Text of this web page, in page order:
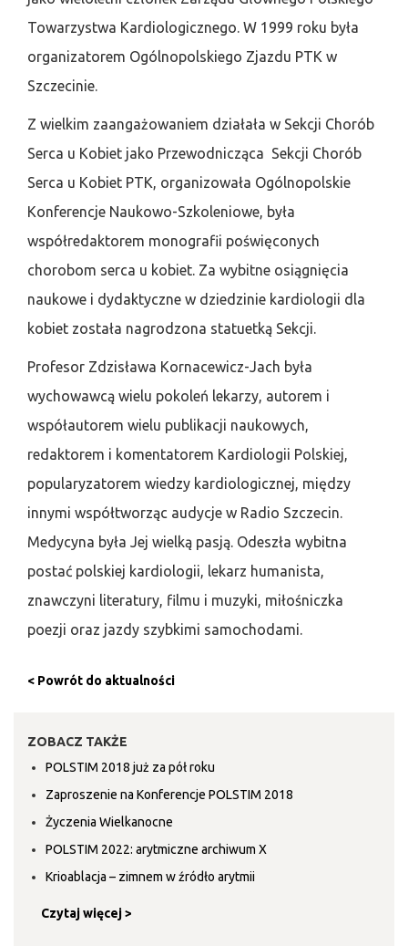
Towarzystwa Kardiologicznego. W 1999 roku była
organizatorem Ogólnopolskiego Zjazdu PTK w
Szczecinie.
Z wielkim zaangażowaniem działała w Sekcji Chorób
Serca u Kobiet jako Przewodnicząca Sekcji Chorób
Serca u Kobiet PTK, organizowała Ogólnopolskie
Konferencje Naukowo-Szkoleniowe, była
współredaktorem monografii poświęconych
chorobom serca u kobiet. Za wybitne osiągnięcia
naukowe i dydaktyczne w dziedzinie kardiologii dla
kobiet została nagrodzona statuetką Sekcji.
Profesor Zdzisława Kornacewicz-Jach była
wychowawcą wielu pokoleń lekarzy, autorem i
współautorem wielu publikacji naukowych,
redaktorem i komentatorem Kardiologii Polskiej,
popularyzatorem wiedzy kardiologicznej, między
innymi współtworząc audycje w Radio Szczecin.
Medycyna była Jej wielką pasją. Odeszła wybitna
postać polskiej kardiologii, lekarz humanista,
znawczyni literatury, filmu i muzyki, miłośniczka
poezji oraz jazdy szybkimi samochodami.
< Powrót do aktualności
ZOBACZ TAKŻE
POLSTIM 2018 już za pół roku
Zaproszenie na Konferencje POLSTIM 2018
Życzenia Wielkanocne
POLSTIM 2022: arytmiczne archiwum X
Krioablacja – zimnem w źródło arytmii
Czytaj więcej >